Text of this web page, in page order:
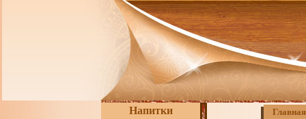
Напитки Главная